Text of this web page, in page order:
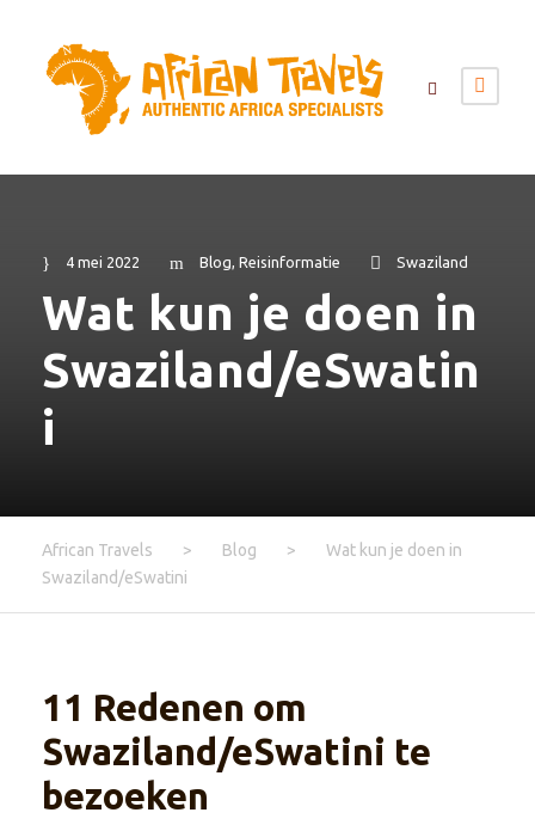
4 mei 2022 Blog Reisinformatie Swaziland
Wat kun je doen in
Swaziland/eSwatin
i
African Travels > Blog >
Wat kun je doen in
Swaziland/eSwatini
11 Redenen om
Swaziland/eSwatini te
bezoeken